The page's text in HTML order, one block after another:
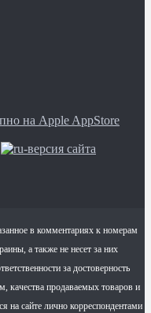
в комментариях к номерам
а также не несет за них
за достоверность
качества продаваемых товаров и
на сайте лично корреспондентами